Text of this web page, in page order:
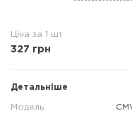
Ціна за 1 шт
327 грн
Детальніше
Модель: